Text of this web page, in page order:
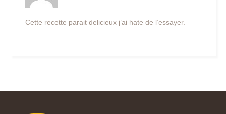
Cette recette parait delicieux j’ai hate de l’essayer.